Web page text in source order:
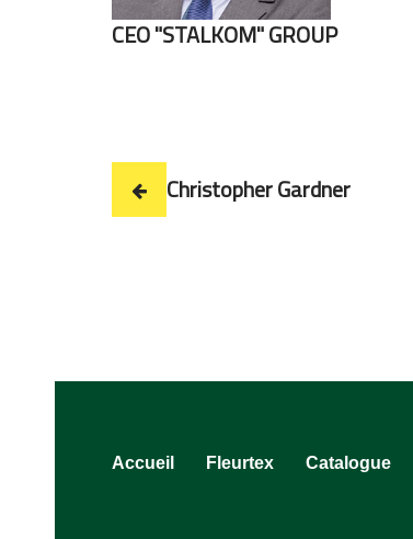
CEO "STALKOM" GROUP
Christopher Gardner
Accueil Fleurtex Catalogue